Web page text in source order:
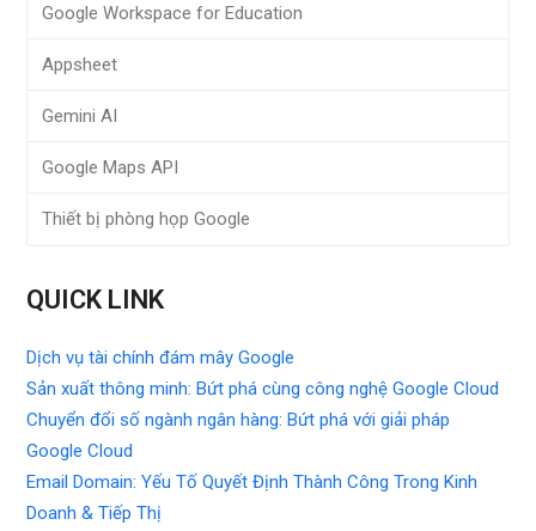
Google Workspace for Education
Appsheet
Gemini AI
Google Maps API
Thiết bị phòng họp Google
QUICK LINK
Dịch vụ tài chính đám mây Google
Sản xuất thông minh: Bứt phá cùng công nghệ Google Cloud
Chuyển đổi số ngành ngân hàng: Bứt phá với giải pháp
Google Cloud
Email Domain: Yếu Tố Quyết Định Thành Công Trong Kinh
Doanh & Tiếp Thị